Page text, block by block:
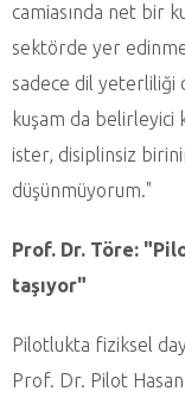
camiasında net bir
sektörde yer
sadece dil yeterliliği
kuşam da belirleyici
ister, disiplinsiz
düşünmüyorum."
Prof. Dr. Töre:
taşıyor"
Pilotlukta fiziksel
Prof. Dr. Pilot